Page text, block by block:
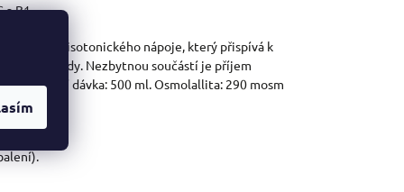
a B1.
k přípravě isotonického nápoje, který přispívá k
vody. Nezbytnou součástí je příjem
denní dávka: 500 ml. Osmolallita: 290 mosm